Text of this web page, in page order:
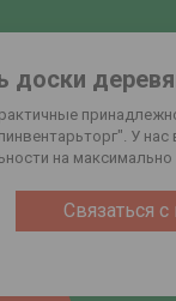
доски
У
на
Связаться